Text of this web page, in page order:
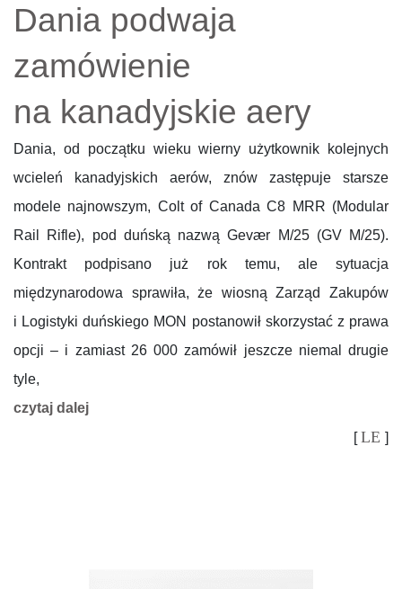
Dania podwaja
zamówienie
na kanadyjskie aery
Dania, od początku wieku wierny użytkownik kolejnych
wcieleń kanadyjskich aerów, znów zastępuje starsze
modele najnowszym, Colt of Canada C8 MRR (Modular
Rail Rifle), pod duńską nazwą Gevær M/25 (GV M/25).
Kontrakt podpisano już rok temu, ale sytuacja
międzynarodowa sprawiła, że wiosną Zarząd Zakupów
i Logistyki duńskiego MON postanowił skorzystać z prawa
opcji – i zamiast 26 000 zamówił jeszcze niemal drugie
tyle,
czytaj dalej
[LE ]